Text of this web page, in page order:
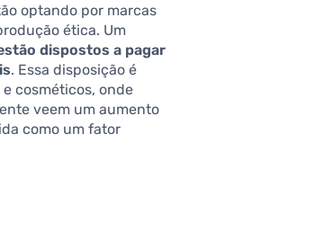
optando por marcas
ética. Um
dispostos a pagar
. Essa disposição é
cosméticos, onde
veem um aumento
como um fator